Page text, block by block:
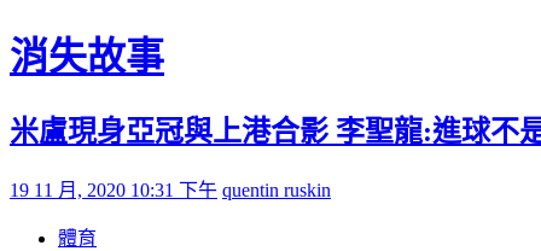
Skip to content
消失故事
米盧現身亞冠與上港合影 李聖龍:進球不
Posted on
19 11 月, 2020 10:31 下午 by
quentin ruskin
體育